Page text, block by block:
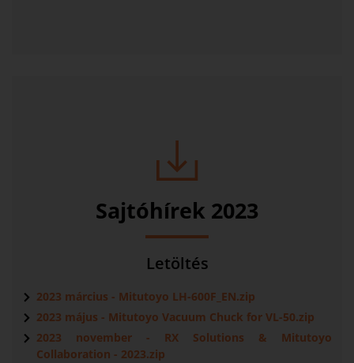
Sajtóhírek 2023
Letöltés
2023 március - Mitutoyo LH-600F_EN.zip
2023 május - Mitutoyo Vacuum Chuck for VL-50.zip
2023 november - RX Solutions & Mitutoyo
Collaboration - 2023.zip